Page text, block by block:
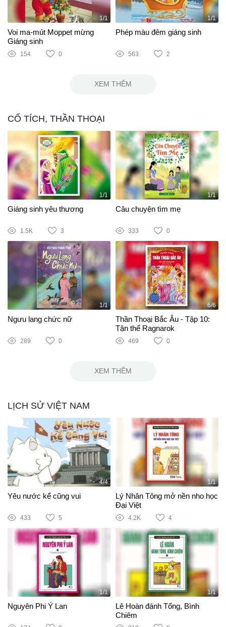
1/1
Voi ma-mút Moppet mừng
Giáng sinh
154 0
1/1
Phép màu đêm giáng sinh
563 2
XEM THÊM
CỔ TÍCH, THẦN THOẠI
1/1
Giáng sinh yêu thương
1.5K 3
1/1
Câu chuyện tìm mẹ
333 0
1/1
Ngưu lang chức nữ
289 0
6/6
Thần Thoại Bắc Âu - Tập 10:
Tận thế Ragnarok
469 0
XEM THÊM
LỊCH SỬ VIỆT NAM
4/4
Yêu nước kể cũng vui
433 5
1/1
Lý Nhân Tông mở nền nho học
Đại Việt
4.2K 4
1/1
Nguyên Phi Ỷ Lan
1/1
Lê Hoàn đánh Tống, Bình
Chiêm